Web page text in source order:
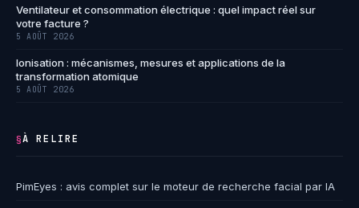
Ventilateur et consommation électrique : quel impact réel sur
votre facture ?
5 AOÛT 2026
Ionisation : mécanismes, mesures et applications de la
transformation atomique
5 AOÛT 2026
§À RELIRE
PimEyes : avis complet sur le moteur de recherche facial par IA